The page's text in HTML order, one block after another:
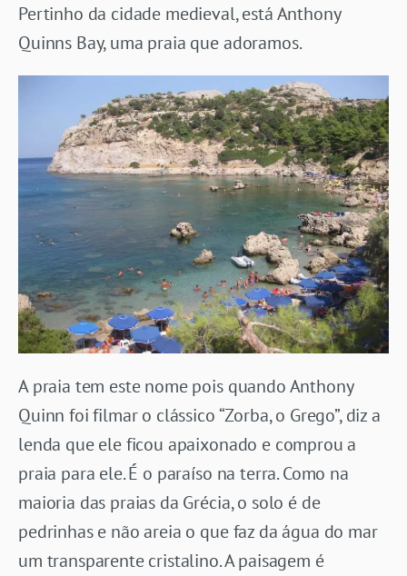
Pertinho da cidade medieval, está Anthony
Quinns Bay, uma praia que adoramos.
A praia tem este nome pois quando Anthony
Quinn foi filmar o clássico “Zorba, o Grego”, diz a
lenda que ele ficou apaixonado e comprou a
praia para ele. É o paraíso na terra. Como na
maioria das praias da Grécia, o solo é de
pedrinhas e não areia o que faz da água do mar
um transparente cristalino. A paisagem é